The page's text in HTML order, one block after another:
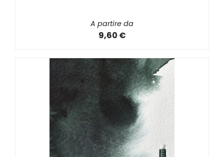
A partire da
9,60 €